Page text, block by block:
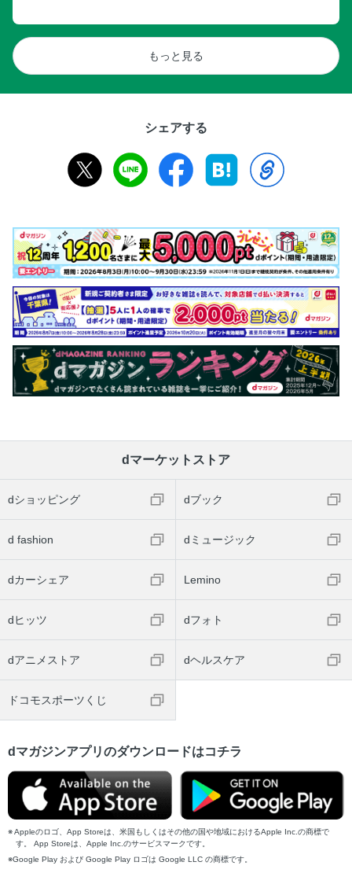
もっと見る
シェアする
dマーケットストア
dショッピング dブック
d fashion dミュージック
dカーシェア Lemino
dヒッツ dフォト
dアニメストア dヘルスケア
ドコモスポーツくじ
dマガジンアプリのダウンロードはコチラ
Appleのロゴ、App Storeは、米国もしくはその他の国や地域におけるApple Inc.の商標で
す。 App Storeは、Apple Inc.のサービスマークです。
Google Play および Google Play ロゴは Google LLC の商標です。